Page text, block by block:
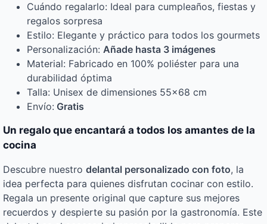
Cuándo regalarlo: Ideal para cumpleaños, fiestas y
regalos sorpresa
Estilo: Elegante y práctico para todos los gourmets
Personalización: Añade hasta 3 imágenes
Material: Fabricado en 100% poliéster para una
durabilidad óptima
Talla: Unisex de dimensiones 55×68 cm
Envío: Gratis
Un regalo que encantará a todos los amantes de la
cocina
Descubre nuestro delantal personalizado con foto, la
idea perfecta para quienes disfrutan cocinar con estilo.
Regala un presente original que capture sus mejores
recuerdos y despierte su pasión por la gastronomía. Este